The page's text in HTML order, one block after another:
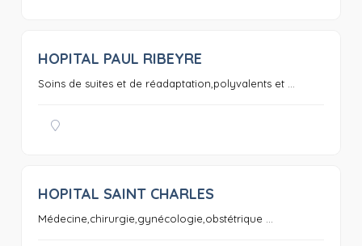
HOPITAL PAUL RIBEYRE
Soins de suites et de réadaptation,polyvalents et ...
HOPITAL SAINT CHARLES
Médecine,chirurgie,gynécologie,obstétrique ...